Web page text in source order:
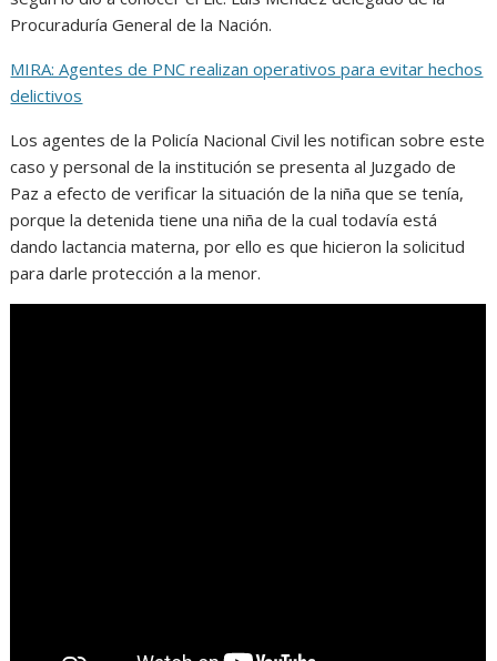
Procuraduría General de la Nación.
MIRA: Agentes de PNC realizan operativos para evitar hechos
delictivos
Los agentes de la Policía Nacional Civil les notifican sobre este
caso y personal de la institución se presenta al Juzgado de
Paz a efecto de verificar la situación de la niña que se tenía,
porque la detenida tiene una niña de la cual todavía está
dando lactancia materna, por ello es que hicieron la solicitud
para darle protección a la menor.